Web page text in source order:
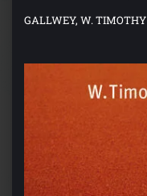
GALLWEY, W. TIMOTHY